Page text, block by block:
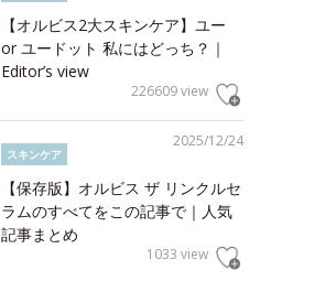
【オルビス2大スキンケア】ユー
or ユードット 私にはどっち？｜
Editor’s view
226609 view
2025/12/24
スキンケア
【保存版】オルビス ザ リンクルセ
ラムのすべてをこの記事で｜人気
記事まとめ
1033 view